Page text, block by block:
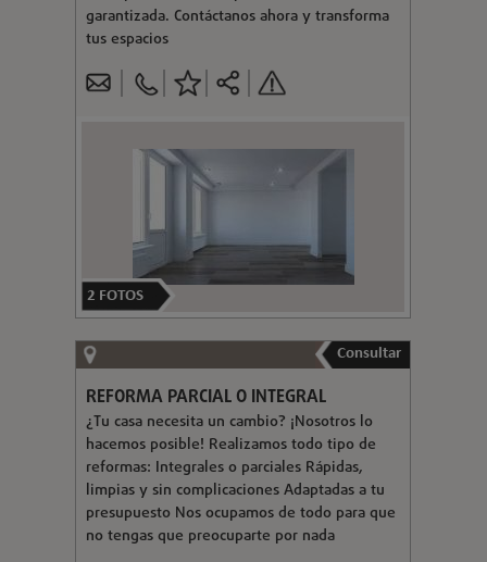
garantizada. Contáctanos ahora y transforma
tus espacios
2 FOTOS
Consultar
REFORMA PARCIAL O INTEGRAL
¿Tu casa necesita un cambio? ¡Nosotros lo
hacemos posible! Realizamos todo tipo de
reformas: Integrales o parciales Rápidas,
limpias y sin complicaciones Adaptadas a tu
presupuesto Nos ocupamos de todo para que
no tengas que preocuparte por nada